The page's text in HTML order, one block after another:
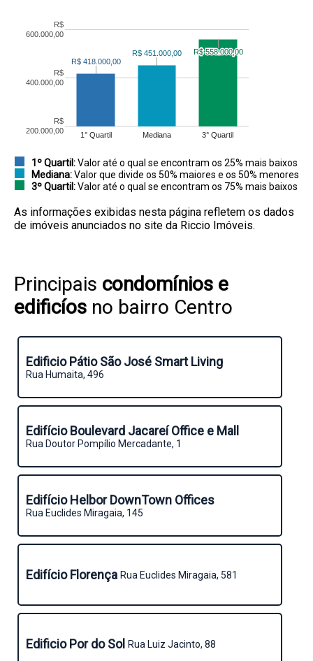
1° Quartil Mediana 3° Quartil
R$
200.000,00
R$
400.000,00
R$
600.000,00
R$ 418.000,00
R$ 418.000,00
R$ 451.000,00
R$ 451.000,00 R$ 558.000,00
R$ 558.000,00
1º Quartil:Valor até o qual se encontram os 25% mais baixos
Mediana:Valor que divide os 50% maiores e os 50% menores
3º Quartil:Valor até o qual se encontram os 75% mais baixos
As informações exibidas nesta página refletem os dados
de imóveis anunciados no site da Riccio Imóveis.
Principais condomínios e
edificíos no bairro Centro
Edificio Pátio São José Smart Living
Rua Humaita, 496
Edifício Boulevard Jacareí Office e Mall
Rua Doutor Pompílio Mercadante, 1
Edifício Helbor DownTown Offices
Rua Euclides Miragaia, 145
Edifício Florença Rua Euclides Miragaia, 581
Edificio Por do Sol Rua Luiz Jacinto, 88